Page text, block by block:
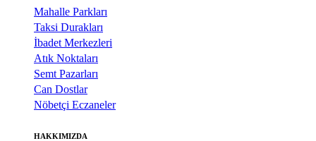
Mahalle Parkları
Taksi Durakları
İbadet Merkezleri
Atık Noktaları
Semt Pazarları
Can Dostlar
Nöbetçi Eczaneler
HAKKIMIZDA